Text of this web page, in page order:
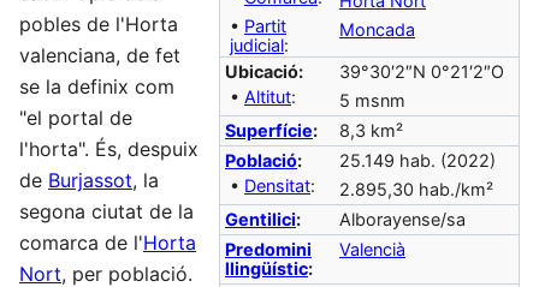
• Partit
judicial:
Moncada
Ubicació:
39°30′2″N 0°21′2″O
• Altitut:
5 msnm
Superfície:
8,3 km²
Població:
25.149 hab. (2022)
• Densitat:
2.895,30 hab./km²
Gentilici:
Alborayense/sa
Predomini
llingüístic:
Valencià
pobles de l'Horta
valenciana, de fet
se la definix com
"el portal de
l'horta". És, despuix
de Burjassot, la
segona ciutat de la
comarca de l'Horta
Nort, per població.